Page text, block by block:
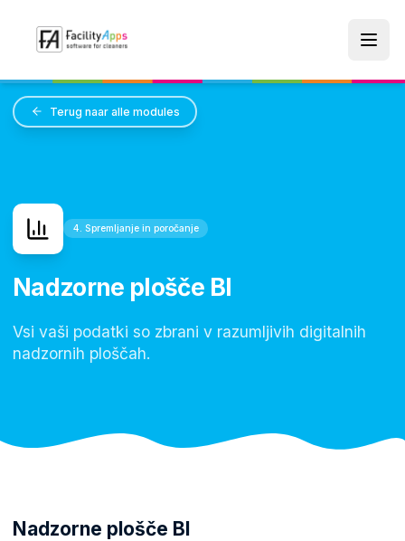
Terug naar alle modules
4. Spremljanje in poročanje
Nadzorne plošče BI
Vsi vaši podatki so zbrani v razumljivih digitalnih
nadzornih ploščah.
Nadzorne plošče BI